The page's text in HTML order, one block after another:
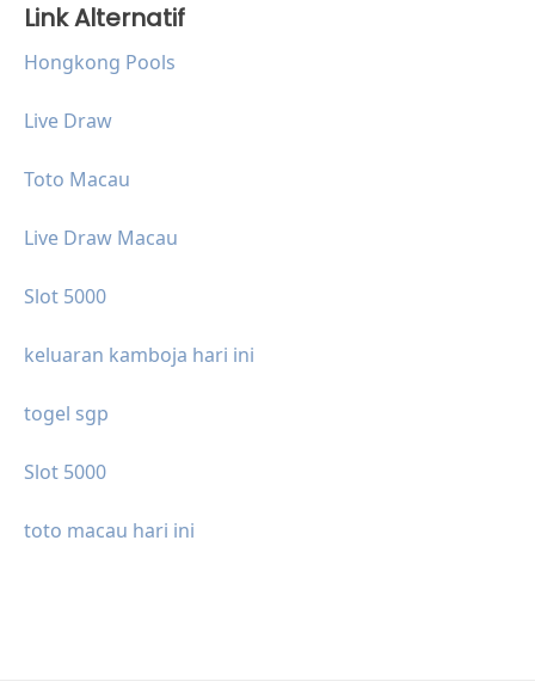
Link Alternatif
Hongkong Pools
Live Draw
Toto Macau
Live Draw Macau
Slot 5000
keluaran kamboja hari ini
togel sgp
Slot 5000
toto macau hari ini